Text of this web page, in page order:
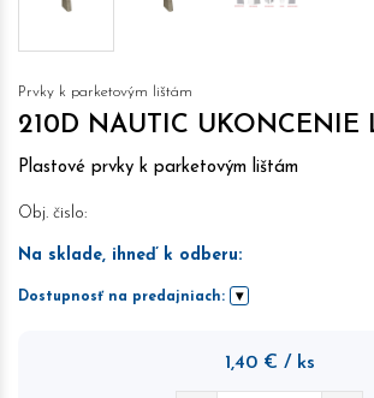
Prvky k parketovým lištám
210D NAUTIC UKONCENIE
Plastové prvky k parketovým lištám
Obj. čislo:
Na sklade, ihneď k odberu:
Dostupnosť na predajniach:
1,40 € / ks